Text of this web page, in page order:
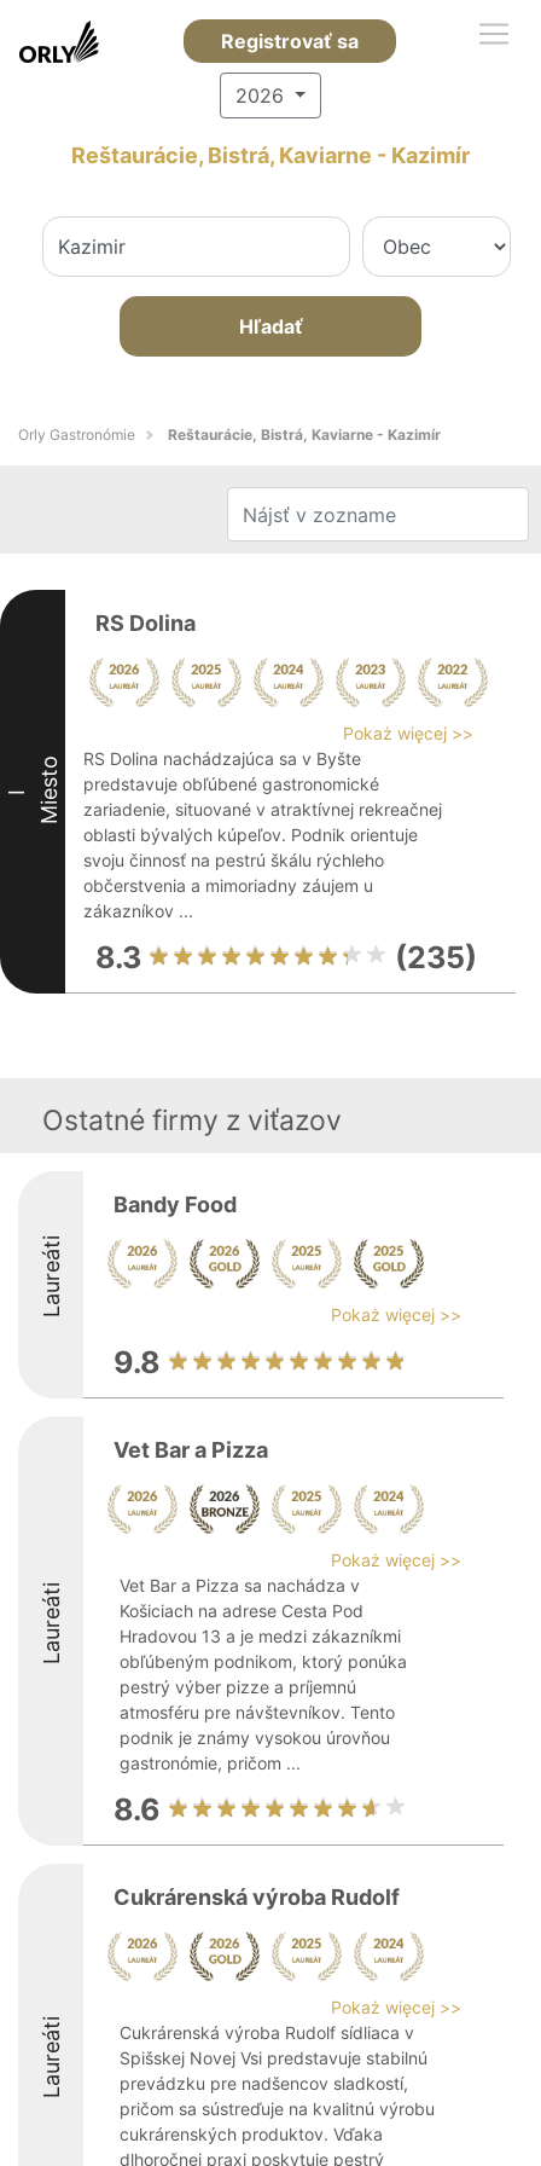
Registrovať sa
2026
Reštaurácie, Bistrá, Kaviarne - Kazimír
Hľadať
Orly Gastronómie Reštaurácie, Bistrá, Kaviarne - Kazimír
I Miesto
RS Dolina
Pokaż więcej >>
RS Dolina nachádzajúca sa v Byšte
predstavuje obľúbené gastronomické
zariadenie, situované v atraktívnej rekreačnej
oblasti bývalých kúpeľov. Podnik orientuje
svoju činnosť na pestrú škálu rýchleho
občerstvenia a mimoriadny záujem u
zákazníkov ...
8.3 (235)
Ostatné firmy z viťazov
Laureáti
Bandy Food
Pokaż więcej >>
9.8
Laureáti
Vet Bar a Pizza
Pokaż więcej >>
Vet Bar a Pizza sa nachádza v
Košiciach na adrese Cesta Pod
Hradovou 13 a je medzi zákazníkmi
obľúbeným podnikom, ktorý ponúka
pestrý výber pizze a príjemnú
atmosféru pre návštevníkov. Tento
podnik je známy vysokou úrovňou
gastronómie, pričom ...
8.6
Laureáti
Cukrárenská výroba Rudolf
Pokaż więcej >>
Cukrárenská výroba Rudolf sídliaca v
Spišskej Novej Vsi predstavuje stabilnú
prevádzku pre nadšencov sladkostí,
pričom sa sústreďuje na kvalitnú výrobu
cukrárenských produktov. Vďaka
dlhoročnej praxi poskytuje pestrý